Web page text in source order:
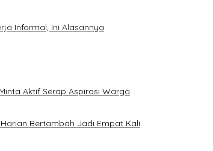
Informal, Ini Alasannya
Aktif Serap Aspirasi Warga
Bertambah Jadi Empat Kali